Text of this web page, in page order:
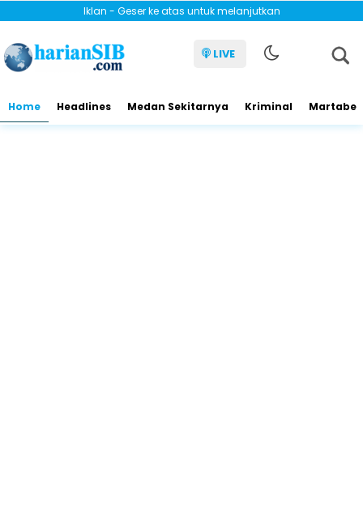
Iklan - Geser ke atas untuk melanjutkan
LIVE
Home Headlines Medan Sekitarnya Kriminal Martabe